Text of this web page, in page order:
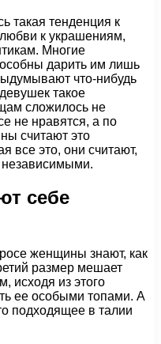
такая тенденция к
к украшениям,
Многие
дарить им лишь
что-нибудь
такое
сложилось не
не нравятся, а по
считают это
все это, они считают,
себе
женщины знают, как
размер мешает
исходя из этого
ее особыми топами. А
подходящее в талии